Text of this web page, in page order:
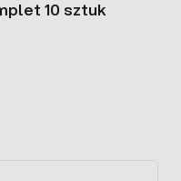
10 sztuk